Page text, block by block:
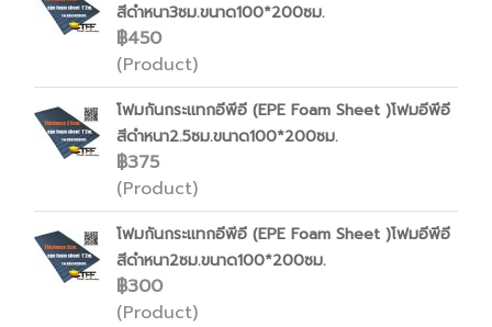
สีดำหนา3ซม.ขนาด100*200ซม.
฿450
(Product)
โฟมกันกระแทกอีพีอี (EPE Foam Sheet )โฟมอีพีอี
สีดำหนา2.5ซม.ขนาด100*200ซม.
฿375
(Product)
โฟมกันกระแทกอีพีอี (EPE Foam Sheet )โฟมอีพีอี
สีดำหนา2ซม.ขนาด100*200ซม.
฿300
(Product)